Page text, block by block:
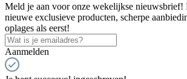
Meld je aan voor onze wekelijkse
nieuwe exclusieve producten, scherpe
oplages als eerst!
Aanmelden